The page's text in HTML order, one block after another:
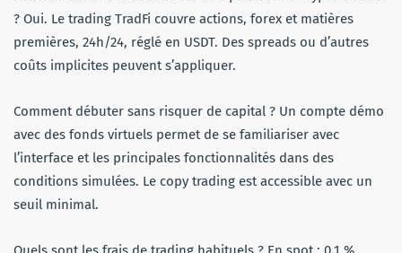
? Oui. Le trading TradFi couvre actions, forex et matières
premières, 24h/24, réglé en USDT. Des spreads ou d’autres
coûts implicites peuvent s’appliquer.
Comment débuter sans risquer de capital ? Un compte démo
avec des fonds virtuels permet de se familiariser avec
l’interface et les principales fonctionnalités dans des
conditions simulées. Le copy trading est accessible avec un
seuil minimal.